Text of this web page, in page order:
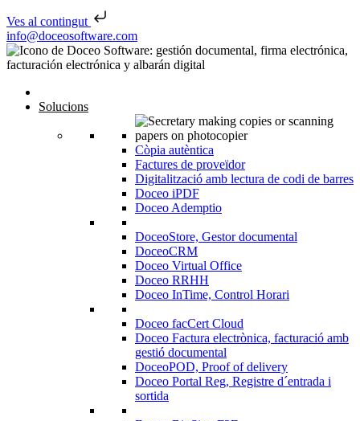
Ves al contingut
Skip to content
info@doceosoftware.com
Solucions
Còpia autèntica
Factures de proveïdor
Digitalització amb lectura de codi de barres
Doceo iPDF
Doceo Ademptio
DoceoStore, Gestor documental
DoceoCRM
Doceo Virtual Office
Doceo RRHH
Doceo InTime, Control Horari
Doceo facCert Cloud
Doceo Factura electrònica, facturació amb
gestió documental
DoceoPOD, Proof of delivery
Doceo Portal Reg, Registre d´entrada i
sortida